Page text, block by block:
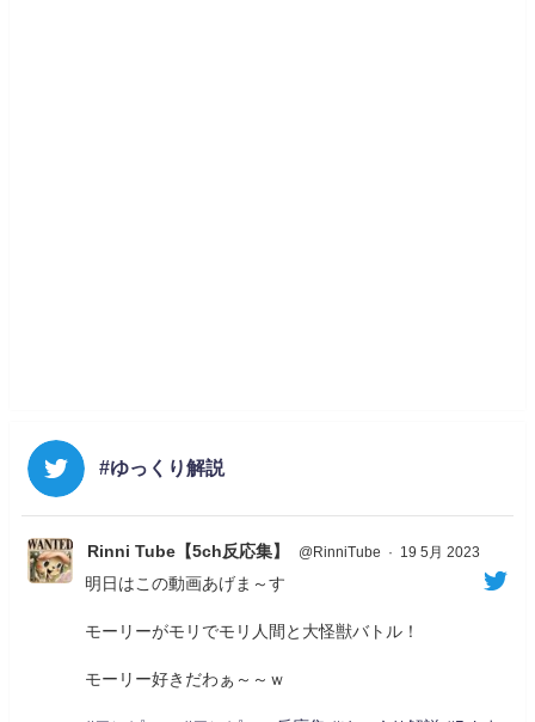
#ゆっくり解説
Rinni Tube【5ch反応集】 @RinniTube · 19 5月 2023
明日はこの動画あげま～す
モーリーがモリでモリ人間と大怪獣バトル！
モーリー好きだわぁ～～ｗ